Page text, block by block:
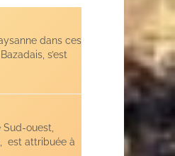
dans ces
s’est
ouest,
est attribuée à